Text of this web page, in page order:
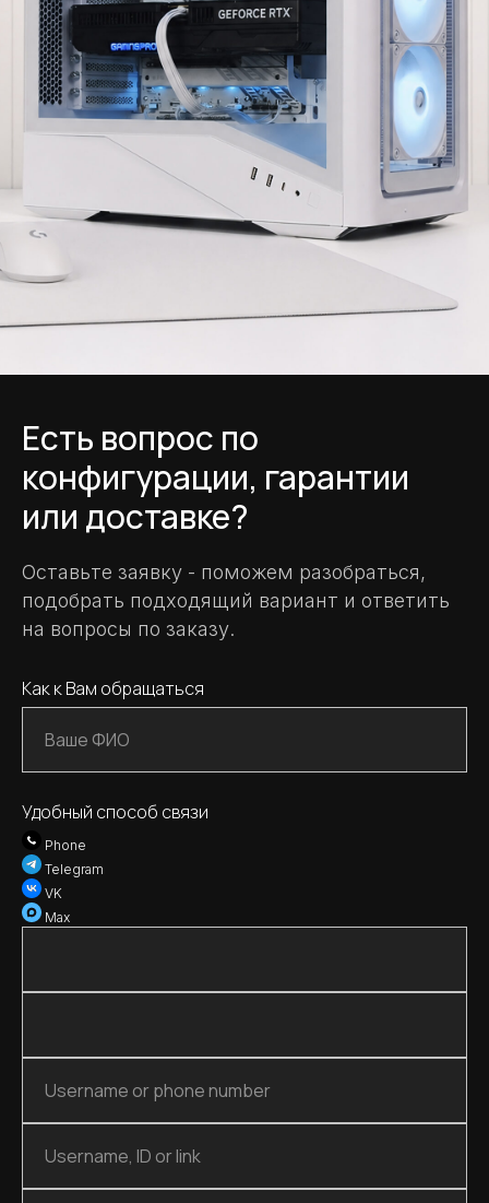
Есть вопрос по
конфигурации, гарантии
или доставке?
Оставьте заявку - поможем разобраться,
подобрать подходящий вариант и ответить
на вопросы по заказу.
Как к Вам обращаться
Удобный способ связи
Phone
Telegram
VK
Max